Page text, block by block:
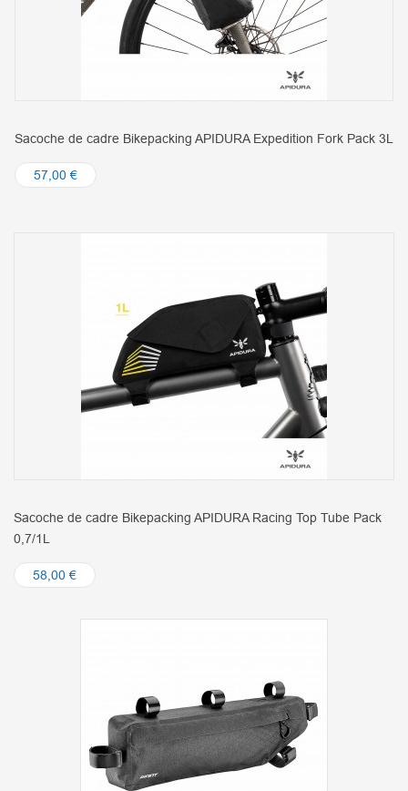
Sacoche de cadre Bikepacking APIDURA Expedition Fork Pack 3L
57,00 €
Sacoche de cadre Bikepacking APIDURA Racing Top Tube Pack
0,7/1L
58,00 €